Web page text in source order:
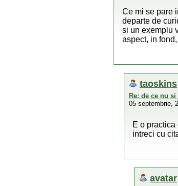
Ce mi se pare
departe de
si un exemplu
aspect, in
taoskins
Re: de ce nu
05 septembrie,
E o
intreci cu
avatar